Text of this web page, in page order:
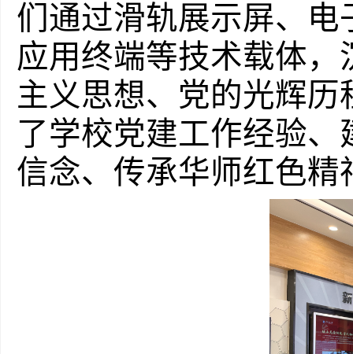
们通过滑轨展示屏、电
应用终端等技术载体
主义思想、党的光辉
了学校党建工作经验
信念、传承华师红色